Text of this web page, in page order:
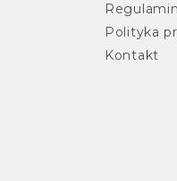
Regulamin
Polityka
Kontakt